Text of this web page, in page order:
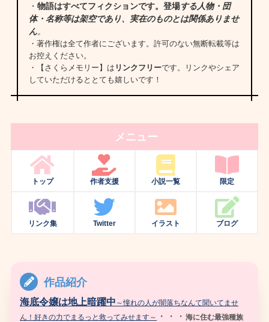
・物語はすべてフィクションです。登場する人物・団
体・名称等は架空であり、実在のものとは関係ありませ
ん。
・著作権は全て作者にございます。許可のない無断転載等は
お控えください。
・【さくらメモリー】は リンクフリーです。リンクやシェア
していただけるととても嬉しいです！
メニュー
トップ 作者支援 小説一覧 限定
リンク集 Twitter イラスト ブログ
作品紹介
海底令嬢は地上暗躍中 ～憧れの人が闇落ちなんて聞いてませ
ん！好きの力でまるっと救ってみせます～
・・・海に住む最強種族